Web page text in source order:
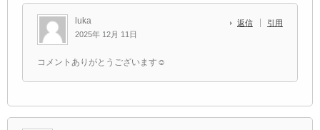
luka
2025年 12月 11日
返信 引用
コメントありがとうございます☺️